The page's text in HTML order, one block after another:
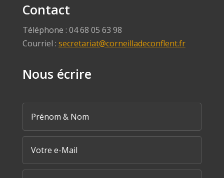
Contact
Téléphone : 04 68 05 63 98
Courriel : secretariat@corneilladeconflent.fr
Nous écrire